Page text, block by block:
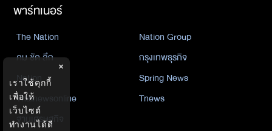
พาร์ทเนอร์
The Nation
Nation Group
คม ชัด ลึก
กรุงเทพธุรกิจ
Nation
Spring News
Thainewsonline
Tnews
ฐานเศรษฐกิจ
×
เราใช้คุกกี้
เพื่อให้
เว็บไซต์
ทำงานได้ดี